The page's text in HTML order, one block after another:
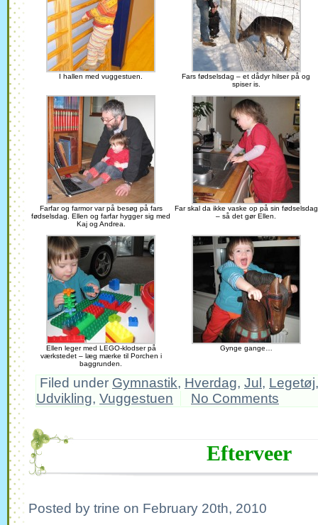
I hallen med vuggestuen.
Fars fødselsdag – et dådyr hilser på og
spiser is.
Farfar og farmor var på besøg på fars
fødselsdag. Ellen og farfar hygger sig med
Kaj og Andrea.
Far skal da ikke vaske op på sin fødselsdag
– så det gør Ellen.
Ellen leger med LEGO-klodser på
værkstedet – læg mærke til Porchen i
baggrunden.
Gynge gange…
Filed under Gymnastik, Hverdag, Jul , Legetøj
Udvikling, Vuggestuen No Comments
Efterveer
Posted by trine on February 20th, 2010